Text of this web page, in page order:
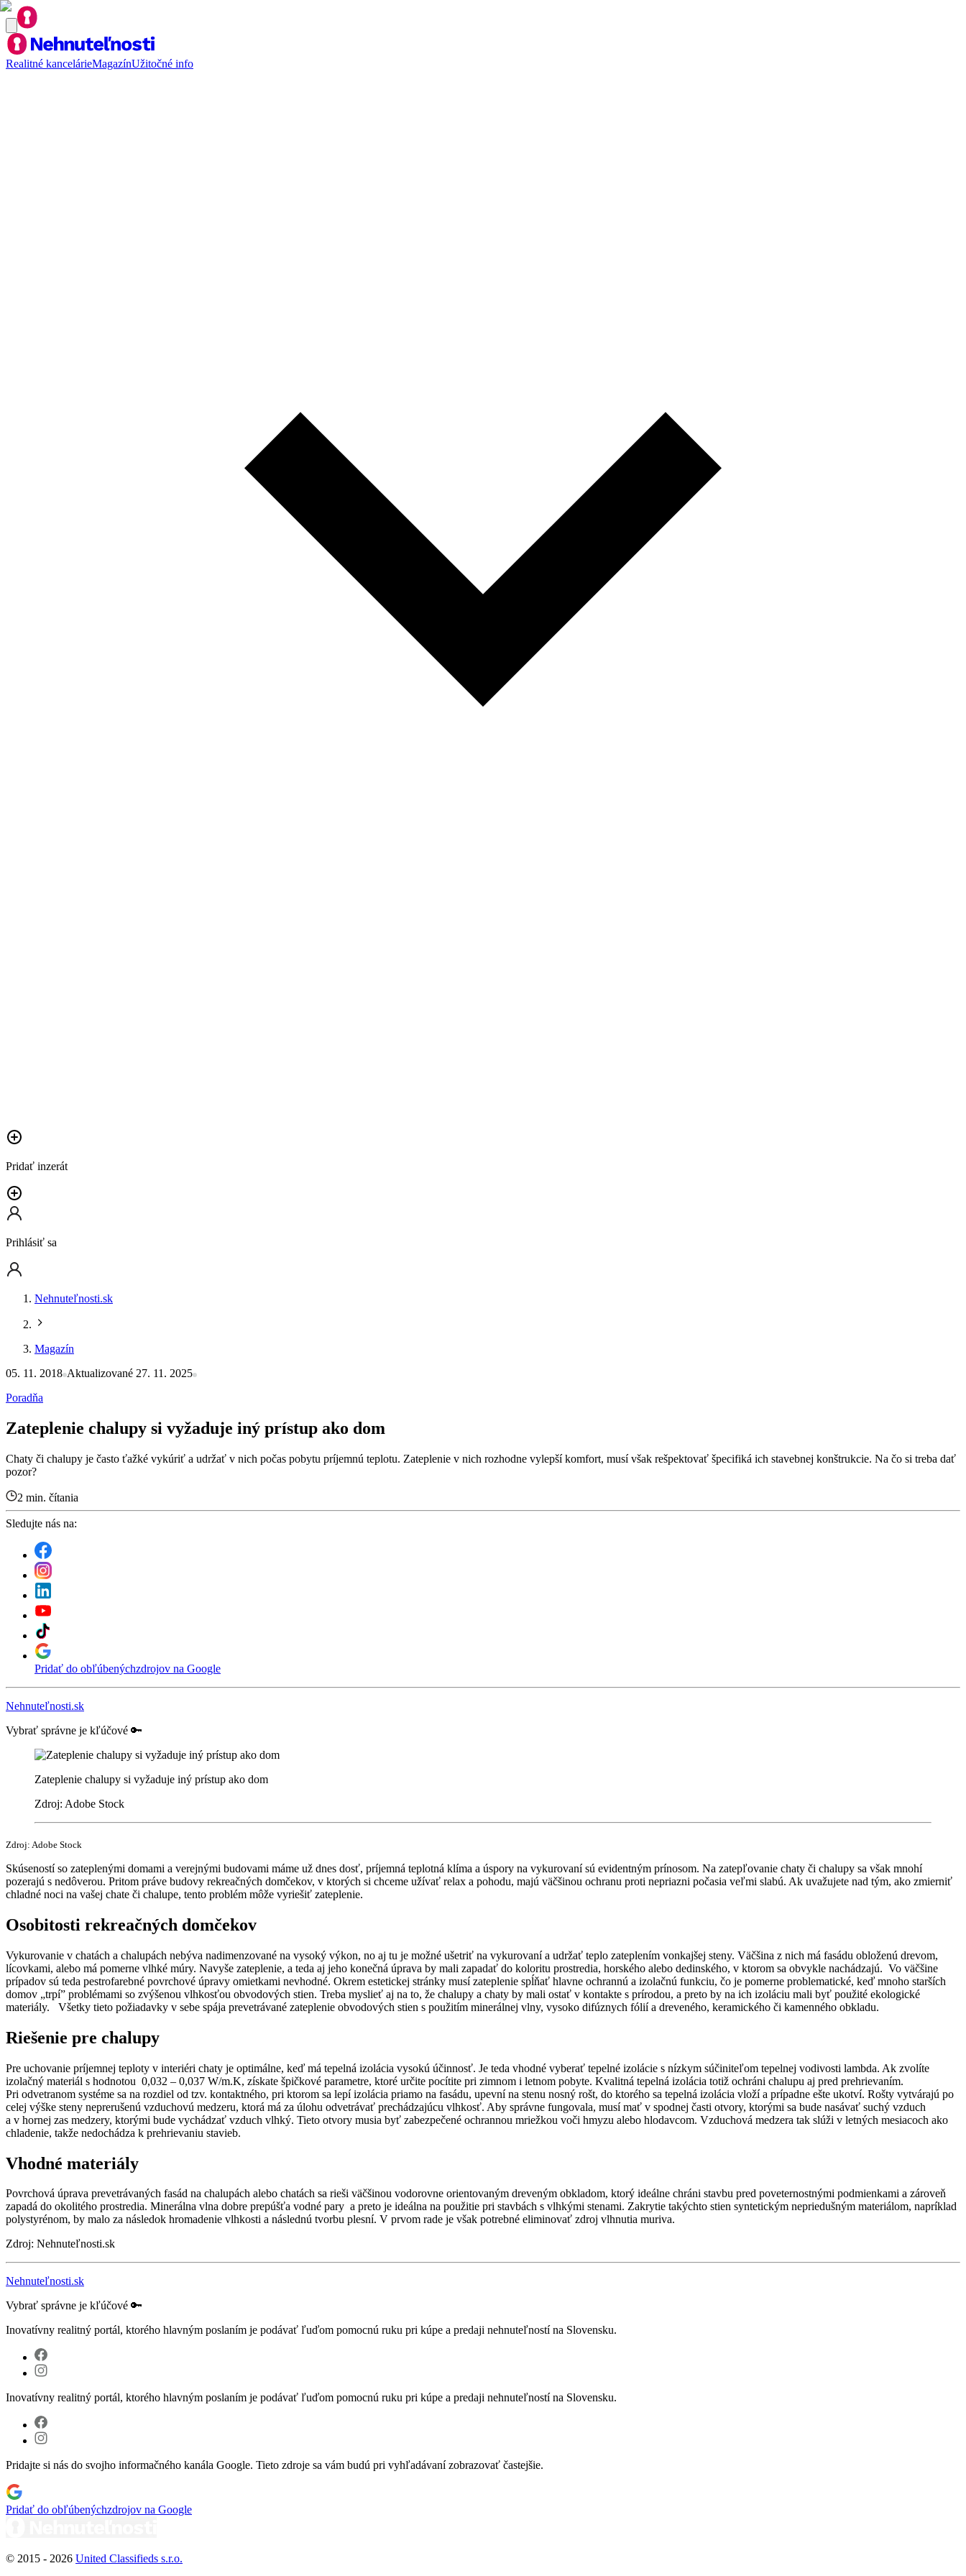
Realitné kancelárieMagazínUžitočné info
Pridať inzerát
Prihlásiť sa
Nehnuteľnosti.sk
Magazín
05. 11. 2018 Aktualizované 27. 11. 2025
Poradňa
Zateplenie chalupy si vyžaduje iný prístup ako dom
Chaty či chalupy je často ťažké vykúriť a udržať v nich počas pobytu príjemnú teplotu. Zateplenie v nich rozhodne vylepší komfort, musí však rešpektovať špecifiká ich stavebnej konštrukcie. Na čo si treba dať
pozor?
2 min. čítania
Sledujte nás na:
Pridať do obľúbenýchzdrojov na Google
Nehnuteľnosti.sk
Vybrať správne je kľúčové 🔑
Zateplenie chalupy si vyžaduje iný prístup ako dom
Zdroj: Adobe Stock
Zdroj: Adobe Stock
Skúseností so zateplenými domami a verejnými budovami máme už dnes dosť, príjemná teplotná klíma a úspory na vykurovaní sú evidentným prínosom. Na zatepľovanie chaty či chalupy sa však mnohí
pozerajú s nedôverou. Pritom práve budovy rekreačných domčekov, v ktorých si chceme užívať relax a pohodu, majú väčšinou ochranu proti nepriazni počasia veľmi slabú. Ak uvažujete nad tým, ako zmierniť
chladné noci na vašej chate či chalupe, tento problém môže vyriešiť zateplenie.
Osobitosti rekreačných domčekov
Vykurovanie v chatách a chalupách nebýva nadimenzované na vysoký výkon, no aj tu je možné ušetriť na vykurovaní a udržať teplo zateplením vonkajšej steny. Väčšina z nich má fasádu obloženú drevom,
lícovkami, alebo má pomerne vlhké múry. Navyše zateplenie, a teda aj jeho konečná úprava by mali zapadať do koloritu prostredia, horského alebo dedinského, v ktorom sa obvykle nachádzajú. Vo väčšine
prípadov sú teda pestrofarebné povrchové úpravy omietkami nevhodné. Okrem estetickej stránky musí zateplenie spĺňať hlavne ochrannú a izolačnú funkciu, čo je pomerne problematické, keď mnoho starších
domov „trpí” problémami so zvýšenou vlhkosťou obvodových stien. Treba myslieť aj na to, že chalupy a chaty by mali ostať v kontakte s prírodou, a preto by na ich izoláciu mali byť použité ekologické
materiály. Všetky tieto požiadavky v sebe spája prevetrávané zateplenie obvodových stien s použitím minerálnej vlny, vysoko difúznych fólií a dreveného, keramického či kamenného obkladu.
Riešenie pre chalupy
Pre uchovanie príjemnej teploty v interiéri chaty je optimálne, keď má tepelná izolácia vysokú účinnosť. Je teda vhodné vyberať tepelné izolácie s nízkym súčiniteľom tepelnej vodivosti lambda. Ak zvolíte
izolačný materiál s hodnotou 0,032 – 0,037 W/m.K, získate špičkové parametre, ktoré určite pocítite pri zimnom i letnom pobyte. Kvalitná tepelná izolácia totiž ochráni chalupu aj pred prehrievaním.
Pri odvetranom systéme sa na rozdiel od tzv. kontaktného, pri ktorom sa lepí izolácia priamo na fasádu, upevní na stenu nosný rošt, do ktorého sa tepelná izolácia vloží a prípadne ešte ukotví. Rošty vytvárajú po
celej výške steny neprerušenú vzduchovú medzeru, ktorá má za úlohu odvetrávať prechádzajúcu vlhkosť. Aby správne fungovala, musí mať v spodnej časti otvory, ktorými sa bude nasávať suchý vzduch
a v hornej zas medzery, ktorými bude vychádzať vzduch vlhký. Tieto otvory musia byť zabezpečené ochrannou mriežkou voči hmyzu alebo hlodavcom. Vzduchová medzera tak slúži v letných mesiacoch ako
chladenie, takže nedochádza k prehrievaniu stavieb.
Vhodné materiály
Povrchová úprava prevetrávaných fasád na chalupách alebo chatách sa rieši väčšinou vodorovne orientovaným dreveným obkladom, ktorý ideálne chráni stavbu pred poveternostnými podmienkami a zároveň
zapadá do okolitého prostredia. Minerálna vlna dobre prepúšťa vodné pary a preto je ideálna na použitie pri stavbách s vlhkými stenami. Zakrytie takýchto stien syntetickým nepriedušným materiálom, napríklad
polystyrénom, by malo za následok hromadenie vlhkosti a následnú tvorbu plesní. V prvom rade je však potrebné eliminovať zdroj vlhnutia muriva.
Zdroj: Nehnuteľnosti.sk
Nehnuteľnosti.sk
Vybrať správne je kľúčové 🔑
Inovatívny realitný portál, ktorého hlavným poslaním je podávať ľuďom pomocnú ruku pri kúpe a predaji nehnuteľností na Slovensku.
Inovatívny realitný portál, ktorého hlavným poslaním je podávať ľuďom pomocnú ruku pri kúpe a predaji nehnuteľností na Slovensku.
Pridajte si nás do svojho informačného kanála Google. Tieto zdroje sa vám budú pri vyhľadávaní zobrazovať častejšie.
Pridať do obľúbenýchzdrojov na Google
© 2015 - 2026 United Classifieds s.r.o.